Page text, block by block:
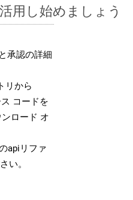
用し始めましょう
承認の詳細
リから
コードを
ロード オ
apiリファ
い。